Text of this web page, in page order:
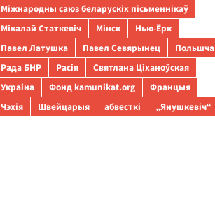
Міжнародны саюз беларускіх пісьменнікаў
Мікалай Статкевіч
Мінск
Нью-Ёрк
Павел Латушка
Павел Севярынец
Польшча
Рада БНР
Расія
Святлана Ціханоўская
Украіна
Фонд kamunikat.org
Францыя
Чэхія
Швейцарыя абвесткі „Янушкевіч“